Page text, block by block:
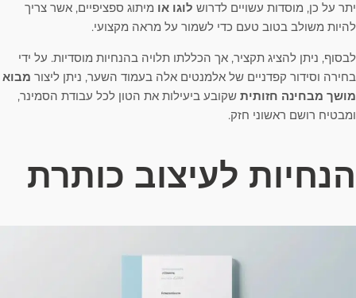
יתר על כן, מוסדות עשויים לדרוש לוגו או מיתוג ספציפיים, אשר צריך
להיות משולב בטוב טעם כדי לשמור על מראה מקצועי.
לבסוף, ניתן להציג תקציר, אך הכללתו תלויה בהנחיות מוסדיות. על ידי
בחירה וסידור קפדניים של אלמנטים אלה בעמוד השער, ניתן ליצור מבוא
מושך מבחינה חזותית שקובע ביעילות את הטון לכל עבודת הסמינר,
ומבטיח רושם ראשוני חזק.
הנחיות לעיצוב כותרת